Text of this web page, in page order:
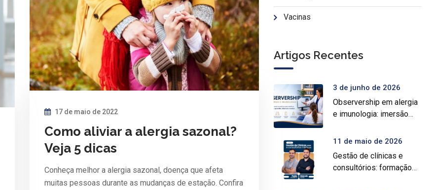
17 de maio de 2022
Como aliviar a alergia sazonal?
Veja 5 dicas
Conheça melhor a alergia sazonal, doença que afeta
muitas pessoas durante as mudanças de estação. Confira
Vacinas
Artigos Recentes
3 de junho de 2026
Observership em alergia
e imunologia: imersão
11 de maio de 2026
Gestão de clínicas e
consultórios: formação